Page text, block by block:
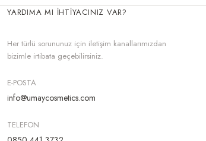
Victor Hugo parfümleriyle tanıştığımdan beri başka bir
Brut klasik, ama asla eskimeyen bir koku! Hem ferah hem
YARDIMA MI İHTİYACINIZ VAR?
Her türlü sorununuz için iletişim kanallarımızdan
bizimle irtibata geçebilirsiniz.
E-POSTA
info@umaycosmetics.com
TELEFON